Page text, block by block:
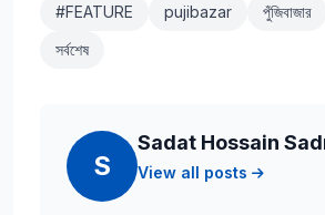
#FEATURE pujibazar পুঁজিবাজার
সর্বশেষ
S
Sadat Hossain
View all posts